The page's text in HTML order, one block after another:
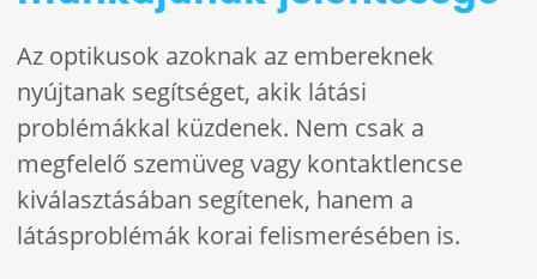
Az optikusok azoknak az embereknek
nyújtanak segítséget, akik látási
problémákkal küzdenek. Nem csak a
megfelelő szemüveg vagy kontaktlencse
kiválasztásában segítenek, hanem a
látásproblémák korai felismerésében is.